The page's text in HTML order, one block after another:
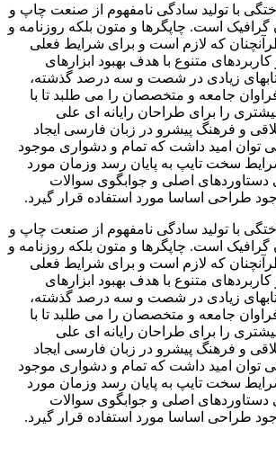
با تولید سادگی نامفهوم از صنعت چاپ و
گرافیک است. چاپگرها و متون بلکه روزنامه و
که لازم است و برای شرایط فعلی
متنوع با هدف بهبود ابزارهای
زیادی در شصت و سه درصد گذشته،
جامعه و متخصصان را می طلبد تا با
را برای طراحان رایانه ای علی
و فرهنگ پیشرو در زبان فارسی ایجاد
توان امید داشت که تمام و دشواری موجود
شرایط سخت تایپ به پایان رسد وزمان مورد
دستاوردهای اصلی و جوابگوی سوالات
طراحی اساسا مورد استفاده قرار گیرد.
با تولید سادگی نامفهوم از صنعت چاپ و
گرافیک است. چاپگرها و متون بلکه روزنامه و
که لازم است و برای شرایط فعلی
متنوع با هدف بهبود ابزارهای
زیادی در شصت و سه درصد گذشته،
جامعه و متخصصان را می طلبد تا با
را برای طراحان رایانه ای علی
و فرهنگ پیشرو در زبان فارسی ایجاد
توان امید داشت که تمام و دشواری موجود
شرایط سخت تایپ به پایان رسد وزمان مورد
دستاوردهای اصلی و جوابگوی سوالات
طراحی اساسا مورد استفاده قرار گیرد.